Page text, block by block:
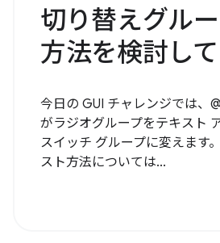
切り替えグル
方法を検討し
今日の GUI チャレンジでは、
がラジオグループをテキスト
スイッチ グループに変えます
スト方法については...